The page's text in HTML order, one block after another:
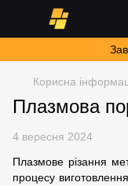
Корисна
Плазмова
4 вересня 2024
Плазмове різання
процесу